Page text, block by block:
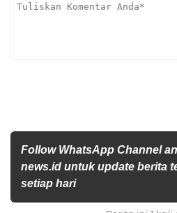
Follow WhatsApp Channel
news.id untuk update berita
setiap hari